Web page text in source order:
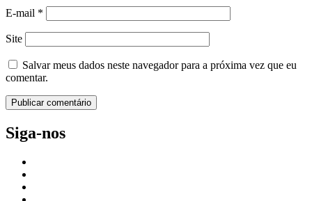
E-mail *
Site
Salvar meus dados neste navegador para a próxima vez que eu
comentar.
Siga-nos